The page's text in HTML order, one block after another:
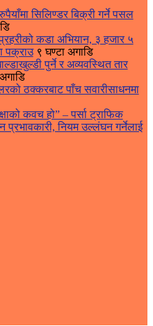
सिलिण्डर बिक्री गर्ने पसल
कडा अभियान, ३ हजार ५
पक्राउ ९ घण्टा अगाडि
पुर्ने र अव्यवस्थित तार
ठक्करबाट पाँच सवारीसाधनमा
कवच हो” – पर्सा ट्राफिक
प्रभावकारी, नियम उल्लंघन गर्नेलाई